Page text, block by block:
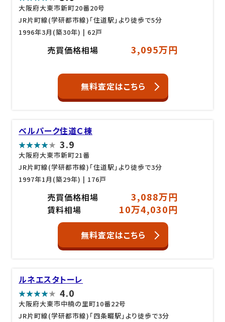
大阪府大東市新町20番20号
JR片町線(学研都市線)「住道駅」より徒歩で5分
1996年3月(築30年) | 62戸
売買価格相場 3,095万円
無料査定はこちら
ベルパーク住道Ｃ棟
3.9
大阪府大東市新町21番
JR片町線(学研都市線)「住道駅」より徒歩で3分
1997年1月(築29年) | 176戸
売買価格相場 3,088万円
賃料相場 10万4,030円
無料査定はこちら
ルネエスタトーレ
4.0
大阪府大東市中楠の里町10番22号
JR片町線(学研都市線)「四条畷駅」より徒歩で3分